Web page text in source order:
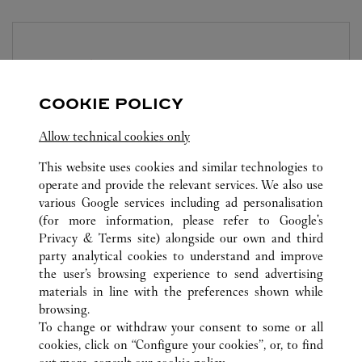
10:00 AM-9:30 PM
Zhejiang
Hangzhou Jianggan District
TODAS LAS UBICACIONES DE CARTIER
CHINA
ZHEJIANG
HANGZHOU NO.1 WULIN SQUARE
CUSTOMER CARE
COOKIE POLICY
Allow technical cookies only
This website uses cookies and similar technologies to
operate and provide the relevant services. We also use
various Google services including ad personalisation
(for more information, please refer to Google's
Privacy & Terms site) alongside our own and third
party analytical cookies to understand and improve
the user’s browsing experience to send advertising
materials in line with the preferences shown while
browsing.
To change or withdraw your consent to some or all
cookies, click on “Configure your cookies”, or, to find